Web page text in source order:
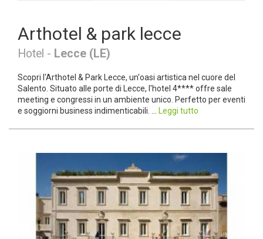
Arthotel & park lecce
Hotel - Lecce (LE)
Scopri l'Arthotel & Park Lecce, un'oasi artistica nel cuore del
Salento. Situato alle porte di Lecce, l'hotel 4**** offre sale
meeting e congressi in un ambiente unico. Perfetto per eventi
e soggiorni business indimenticabili. ...
Leggi tutto